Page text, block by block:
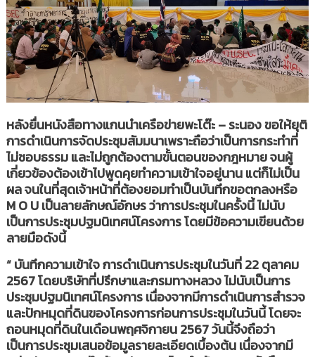
หลังยื่นหนังสือทางแกนนำเครือข่ายพะโต๊ะ – ระนอง ขอให้ยุติ
การดำเนินการจัดประชุมสัมมนาเพราะถือว่าเป็นการกระทำที่
ไม่ชอบธรรม และไม่ถูกต้องตามขั้นตอนของกฎหมาย จนผู้
เกี่ยวข้องต้องเข้าไปพูดคุยทำความเข้าใจอยู่นาน แต่ก็ไม่เป็น
ผล จนในที่สุดเจ้าหน้าที่ต้องยอมทำเป็นบันทึกขอตกลงหรือ
M O U เป็นลายลักษณ์อักษร ว่าการประชุมในครั้งนี้ ไม่นับ
เป็นการประชุมปฐมนิเทศน์โครงการ โดยมีข้อความเขียนด้วย
ลายมือดังนี้
“ บันทึกความเข้าใจ การดำเนินการประชุมในวันที่ 22 ตุลาคม
2567 โดยบริษัทที่ปรึกษาและกรมทางหลวง ไม่นับเป็นการ
ประชุมปฐมนิเทศน์โครงการ เนื่องจากมีการดำเนินการสำรวจ
และปักหมุดที่ดินของโครงการก่อนการประชุมในวันนี้ โดยจะ
ถอนหมุดที่ดินในเดือนพฤศจิกายน 2567 วันนี้จึงถือว่า
เป็นการประชุมเสนอข้อมูลรายละเอียดเบื้องต้น เนื่องจากมี